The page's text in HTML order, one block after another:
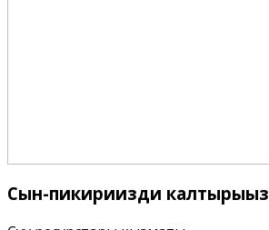
Сын-пикириңизди калтырыңыз